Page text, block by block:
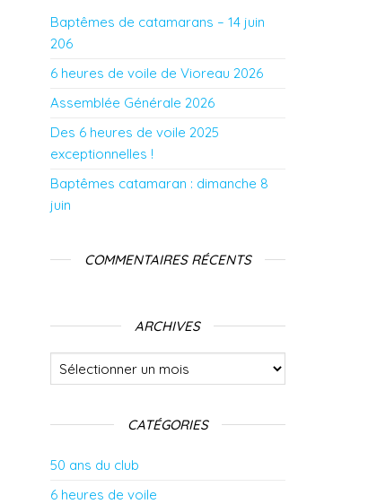
Baptêmes de catamarans – 14 juin
206
6 heures de voile de Vioreau 2026
Assemblée Générale 2026
Des 6 heures de voile 2025
exceptionnelles !
Baptêmes catamaran : dimanche 8
juin
COMMENTAIRES RÉCENTS
ARCHIVES
Archives
CATÉGORIES
50 ans du club
6 heures de voile